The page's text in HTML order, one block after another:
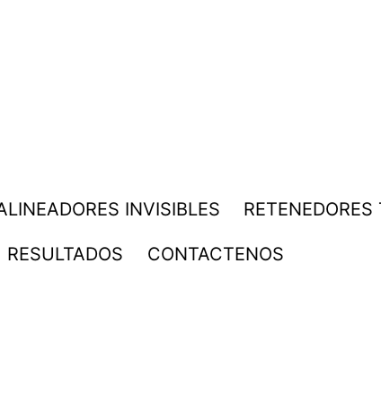
INVISIBLES
RESULTADOS CONTACTENOS